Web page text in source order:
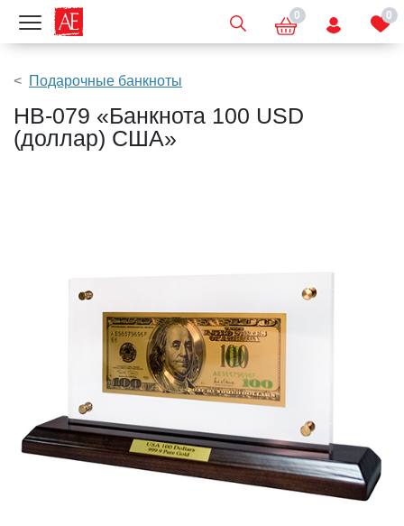
Показать меню 0 0
Подарочные банкноты
HB-079 «Банкнота 100 USD
(доллар) США»